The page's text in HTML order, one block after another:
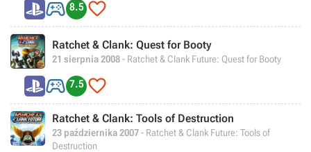
 8.5 
Ratchet & Clank: Quest for Booty
21 sierpnia 2008- Ratchet & Clank Future: Quest for Booty
 7.5 
Ratchet & Clank: Tools of Destruction
23 października 2007- Ratchet & Clank Future: Tools of
Destruction